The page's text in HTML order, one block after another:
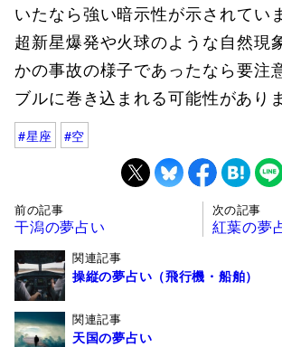
いたなら強い暗示性が示されてい
超新星爆発や火球のような自然現
かの事故の様子であったなら要注
ブルに巻き込まれる可能性がありま
星座 空
前の記事
干潟の夢占い
次の記事
紅葉の夢
関連記事
操縦の夢占い（飛行機・船舶）
関連記事
天国の夢占い